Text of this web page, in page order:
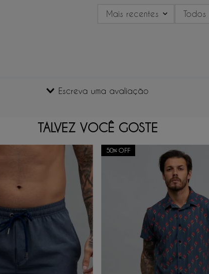
Escreva uma avaliação
Mais recentes Todos
TALVEZ VOCÊ GOSTE
50%OFF